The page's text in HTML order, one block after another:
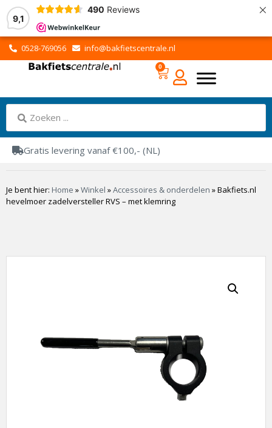
9,1
490 Reviews ×
0528-769056 info@bakfietscentrale.nl
0
Gratis levering vanaf €100,- (NL)
Je bent hier: Home »Winkel »Accessoires & onderdelen »Bakfiets.nl
hevelmoer zadelversteller RVS – met klemring